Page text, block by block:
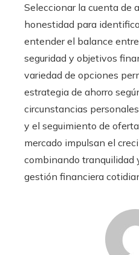
Seleccionar la cuenta de
honestidad para
entender el balance
seguridad y objetivos
variedad de opciones
estrategia de ahorro
circunstancias
y el seguimiento de
mercado impulsan el
combinando tranquilidad
gestión financiera